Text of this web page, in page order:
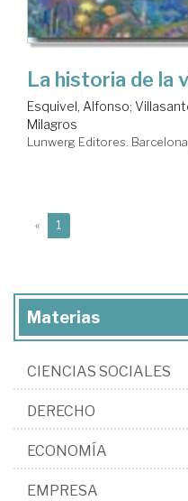
La historia de la
Esquivel, Alfonso;
Milagros
Lunwerg Editores.
« 1
Materias
CIENCIAS SOCIALES
DERECHO
ECONOMÍA
EMPRESA